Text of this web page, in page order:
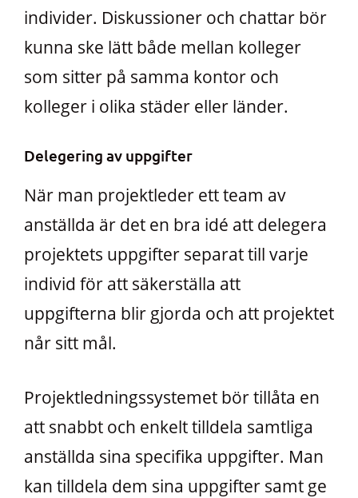
individer. Diskussioner och chattar bör
kunna ske lätt både mellan kolleger
som sitter på samma kontor och
kolleger i olika städer eller länder.
Delegering av uppgifter
När man projektleder ett team av
anställda är det en bra idé att delegera
projektets uppgifter separat till varje
individ för att säkerställa att
uppgifterna blir gjorda och att projektet
når sitt mål.
Projektledningssystemet bör tillåta en
att snabbt och enkelt tilldela samtliga
anställda sina specifika uppgifter. Man
kan tilldela dem sina uppgifter samt ge